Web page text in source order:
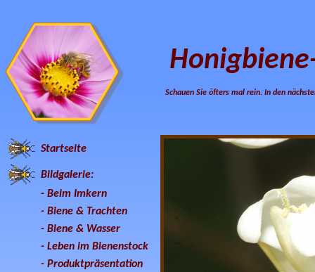
Schauen Sie öfters mal rein. In den
Startseite
Bildgalerie:
- Beim Imkern
- Biene & Trachten
- Biene & Wasser
- Leben im Bienenstock
- Produktpräsentation